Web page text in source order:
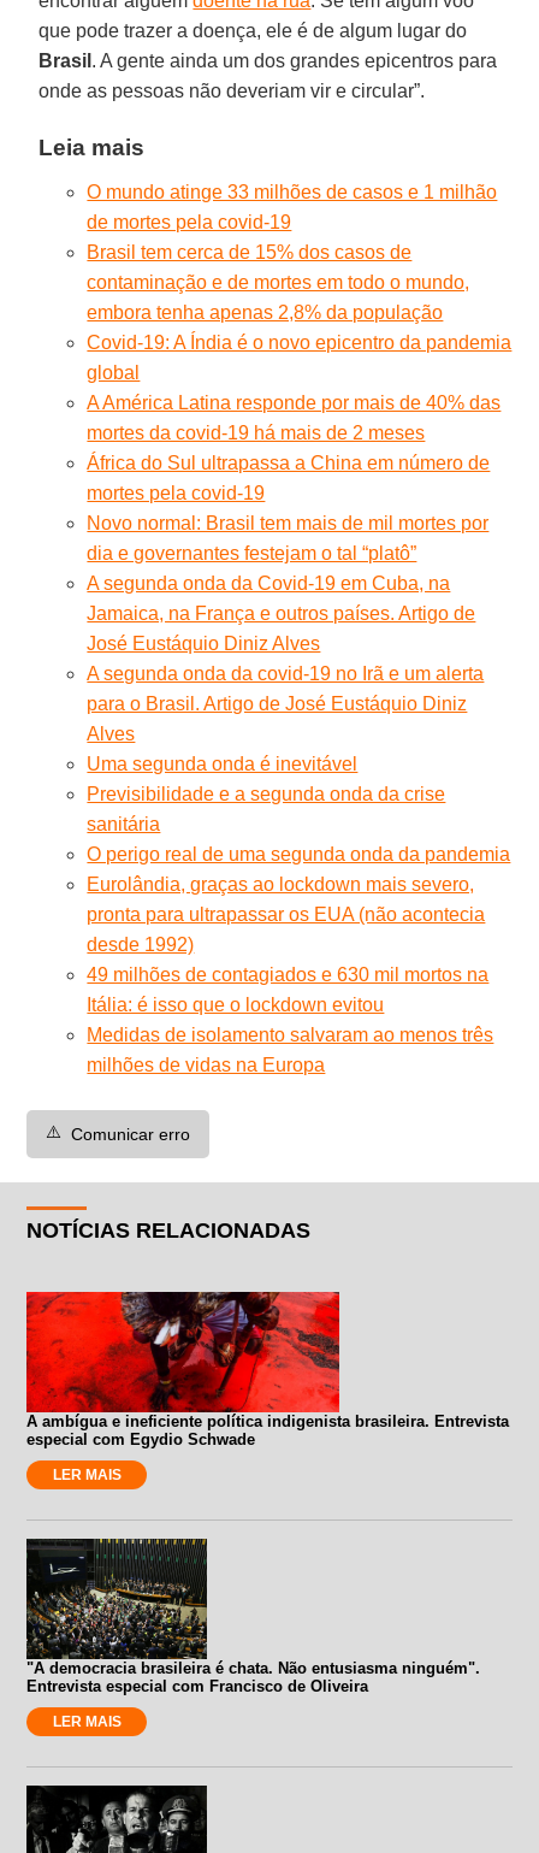
que pode trazer a doença, ele é de algum lugar do
Brasil . A gente ainda um dos grandes epicentros para
onde as pessoas não deveriam vir e circular”.
Leia mais
O mundo atinge 33 milhões de casos e 1 milhão
de mortes pela covid-19
Brasil tem cerca de 15% dos casos de
contaminação e de mortes em todo o mundo,
embora tenha apenas 2,8% da população
Covid-19: A Índia é o novo epicentro da pandemia
global
A América Latina responde por mais de 40% das
mortes da covid-19 há mais de 2 meses
África do Sul ultrapassa a China em número de
mortes pela covid-19
Novo normal: Brasil tem mais de mil mortes por
dia e governantes festejam o tal “platô”
A segunda onda da Covid-19 em Cuba, na
Jamaica, na França e outros países. Artigo de
José Eustáquio Diniz Alves
A segunda onda da covid-19 no Irã e um alerta
para o Brasil. Artigo de José Eustáquio Diniz
Alves
Uma segunda onda é inevitável
Previsibilidade e a segunda onda da crise
sanitária
O perigo real de uma segunda onda da pandemia
Eurolândia, graças ao lockdown mais severo,
pronta para ultrapassar os EUA (não acontecia
desde 1992)
49 milhões de contagiados e 630 mil mortos na
Itália: é isso que o lockdown evitou
Medidas de isolamento salvaram ao menos três
milhões de vidas na Europa
⚠️ Comunicar erro
NOTÍCIAS RELACIONADAS
A ambígua e ineficiente política indigenista brasileira. Entrevista
especial com Egydio Schwade
LER MAIS
"A democracia brasileira é chata. Não entusiasma ninguém".
Entrevista especial com Francisco de Oliveira
LER MAIS